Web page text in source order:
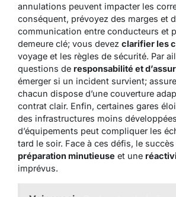
annulations peuvent impacter les
conséquent, prévoyez des marges et
communication entre conducteurs et
demeure clé; vous devez clarifier les
voyage et les règles de sécurité. Par
questions de responsabilité et
émerger si un incident survient;
chacun dispose d’une couverture
contrat clair. Enfin, certaines gares
des infrastructures moins
d’équipements peut compliquer les
tard le soir. Face à ces défis, le
préparation minutieuse et une
imprévus.